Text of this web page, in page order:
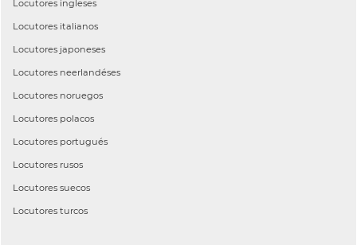
Locutores ingleses
Locutores italianos
Locutores japoneses
Locutores neerlandéses
Locutores noruegos
Locutores polacos
Locutores portugués
Locutores rusos
Locutores suecos
Locutores turcos